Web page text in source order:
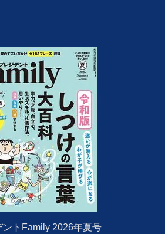
ントFamily 2026年夏号